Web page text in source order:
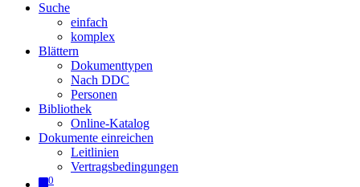
Suche
einfach
komplex
Blättern
Dokumenttypen
Nach DDC
Personen
Bibliothek
Online-Katalog
Dokumente einreichen
Leitlinien
Vertragsbedingungen
0